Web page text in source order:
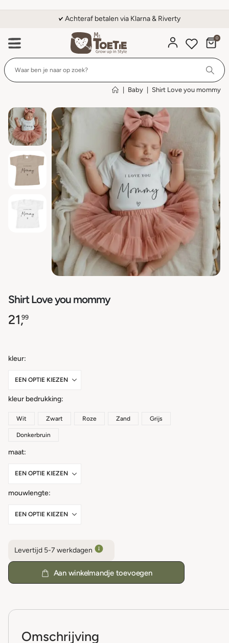
Achteraf betalen via Klarna & Riverty
0
Baby Shirt Love you mommy
Shirt Love you mommy
21,99
kleur
kleur bedrukking
Wit Zwart Roze Zand Grijs
Donkerbruin
maat
mouwlengte
Levertijd 5-7 werkdagen
Aan winkelmandje toevoegen
Omschrijving